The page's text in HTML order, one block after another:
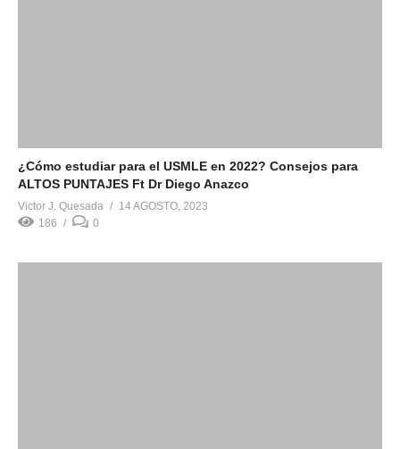
¿Cómo estudiar para el USMLE en 2022? Consejos para
ALTOS PUNTAJES Ft Dr Diego Anazco
Victor J. Quesada
14 AGOSTO, 2023
186
0